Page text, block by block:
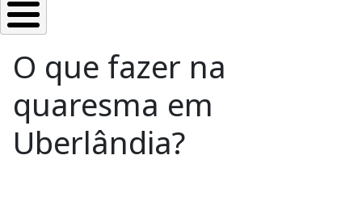
O que fazer na
quaresma em
Uberlândia?